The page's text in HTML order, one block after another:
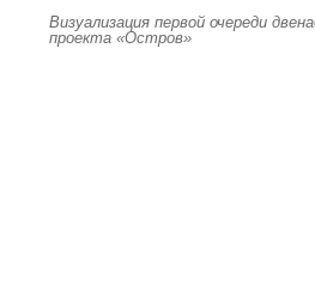
Визуализация первой очереди
проекта «Остров»